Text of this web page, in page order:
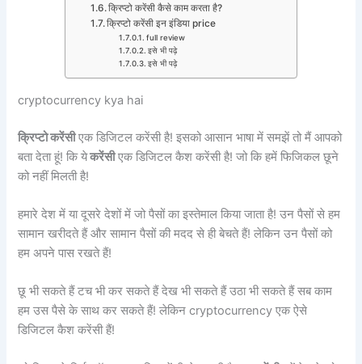
क्रिप्टो करेंसी कैसे काम करता है?
क्रिप्टो करेंसी इन इंडिया price
full review
इसे भी पढ़े
इसे भी पढ़े
cryptocurrency kya hai
क्रिप्टो करेंसीएक डिजिटल करेंसी है! इसको आसान भाषा में समझें तो मैं आपको
बता देता हूं! कि येकरेंसीएक डिजिटल कैश करेंसी है! जो कि हमें फिजिकल छूने
को नहीं मिलती है!
हमारे देश में या दूसरे देशों में जो पैसों का इस्तेमाल किया जाता है! उन पैसों से हम
सामान खरीदते हैं और सामान पैसों की मदद से ही बेचते हैं! लेकिन उन पैसों को
हम अपने पास रखते हैं!
छू भी सकते हैं टच भी कर सकते हैं देख भी सकते हैं उठा भी सकते हैं सब काम
हम उस पैसे के साथ कर सकते हैं! लेकिन cryptocurrency एक ऐसे
डिजिटल कैश करेंसी हैं!